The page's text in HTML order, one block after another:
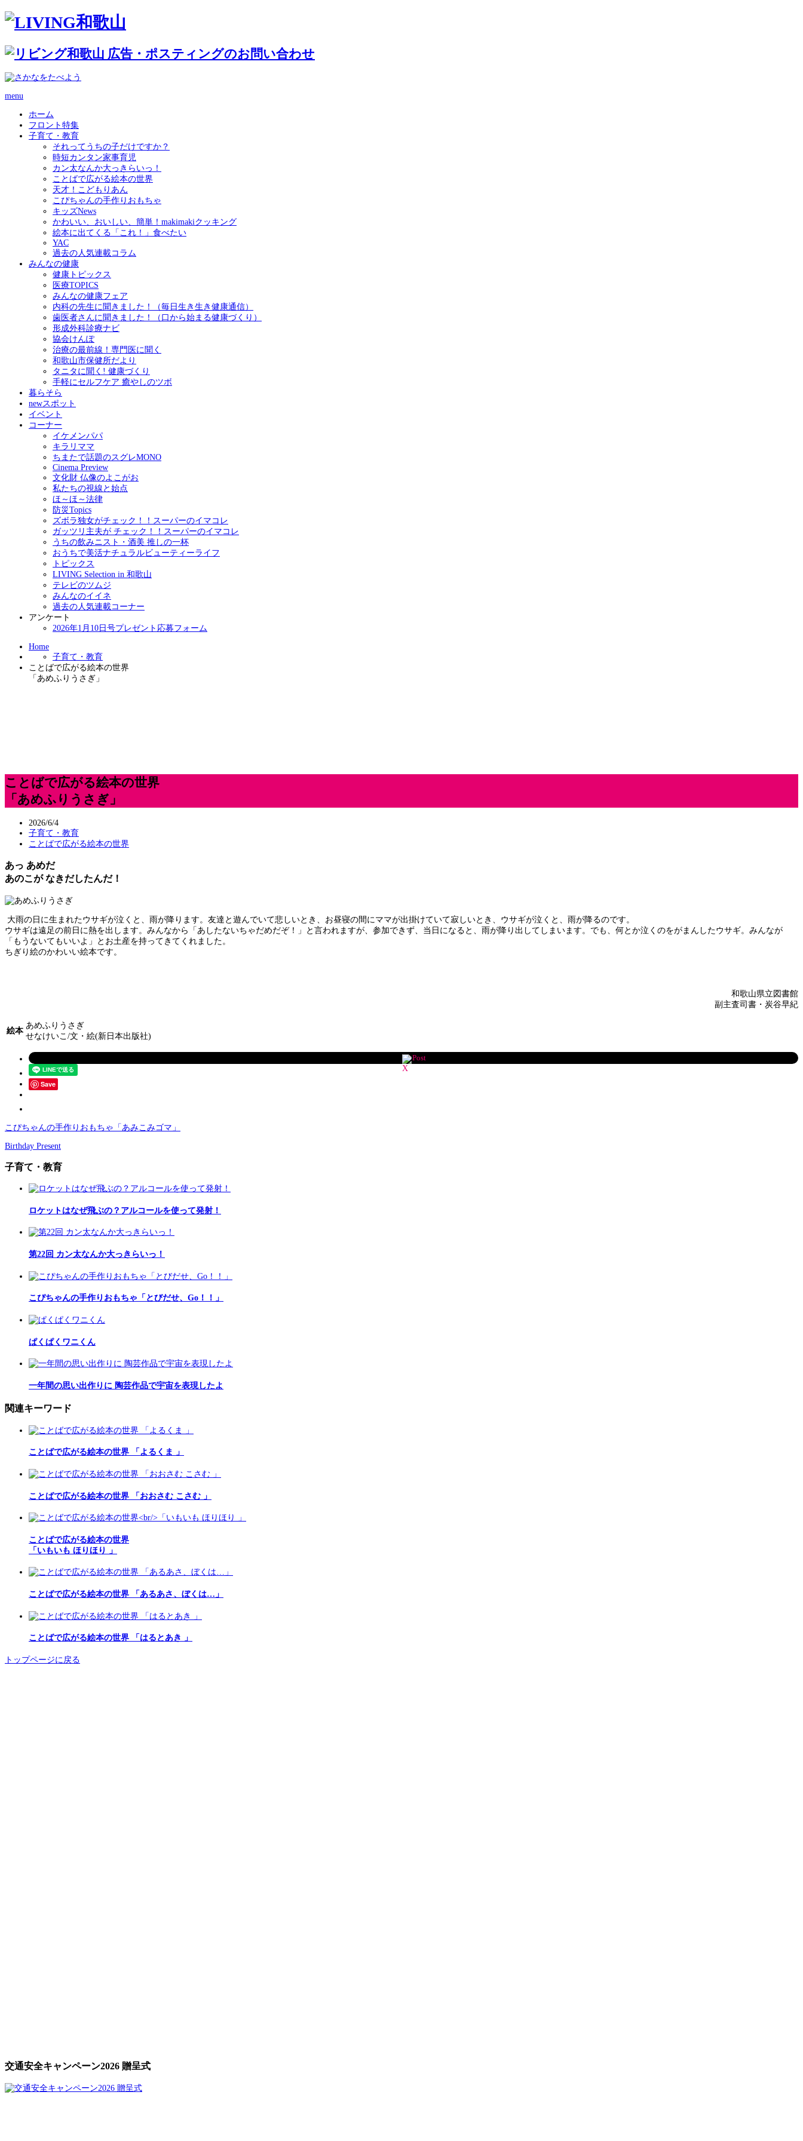
menu
ホーム
フロント特集
子育て・教育
それってうちの子だけですか？
時短カンタン家事育児
カン太なんか大っきらいっ！
ことばで広がる絵本の世界
天才！こどもりあん
こぴちゃんの手作りおもちゃ
キッズNews
かわいい、おいしい、簡単！makimakiクッキング
絵本に出てくる「これ！」食べたい
YAC
過去の人気連載コラム
みんなの健康
健康トピックス
医療TOPICS
みんなの健康フェア
内科の先生に聞きました！（毎日生き生き健康通信）
歯医者さんに聞きました！（口から始まる健康づくり）
形成外科診療ナビ
協会けんぽ
治療の最前線！専門医に聞く
和歌山市保健所だより
タニタに聞く! 健康づくり
手軽にセルフケア 癒やしのツボ
暮らそら
newスポット
イベント
コーナー
イケメンパパ
キラリママ
ちまたで話題のスグレMONO
Cinema Preview
文化財 仏像のよこがお
私たちの視線と始点
ほ～ほ～法律
防災Topics
ズボラ独女がチェック！！スーパーのイマコレ
ガッツリ主夫が チェック！！スーパーのイマコレ
うちの飲みニスト・酒美 推しの一杯
おうちで美活ナチュラルビューティーライフ
トピックス
LIVING Selection in 和歌山
テレビのツムジ
みんなのイイネ
過去の人気連載コーナー
アンケート
2026年1月10日号プレゼント応募フォーム
Home
子育て・教育
ことばで広がる絵本の世界
「あめふりうさぎ」
ことばで広がる絵本の世界
「あめふりうさぎ」
2026/6/4
子育て・教育
ことばで広がる絵本の世界
あっ あめだ
あのこが なきだしたんだ！
大雨の日に生まれたウサギが泣くと、雨が降ります。友達と遊んでいて悲しいとき、お昼寝の間にママが出掛けていて寂しいとき、ウサギが泣くと、雨が降るのです。
ウサギは遠足の前日に熱を出します。みんなから「あしたないちゃだめだぞ！」と言われますが、参加できず、当日になると、雨が降り出してしまいます。でも、何とか泣くのをがまんしたウサギ。みんなが
「もうないてもいいよ」とお土産を持ってきてくれました。
ちぎり絵のかわいい絵本です。
和歌山県立図書館
副主査司書・炭谷早紀
絵本
あめふりうさぎ
せなけいこ/文・絵(新日本出版社)
Post
Save
こぴちゃんの手作りおもちゃ「あみこみゴマ」
Birthday Present
子育て・教育
ロケットはなぜ飛ぶの？アルコールを使って発射！
第22回 カン太なんか大っきらいっ！
こぴちゃんの手作りおもちゃ「とびだせ、Go！！」
ぱくぱくワニくん
一年間の思い出作りに 陶芸作品で宇宙を表現したよ
関連キーワード
ことばで広がる絵本の世界 「よるくま 」
ことばで広がる絵本の世界 「おおさむ こさむ 」
ことばで広がる絵本の世界
「いもいも ほりほり 」
ことばで広がる絵本の世界 「あるあさ、ぼくは…」
ことばで広がる絵本の世界 「はるとあき 」
トップページに戻る
交通安全キャンペーン2026 贈呈式